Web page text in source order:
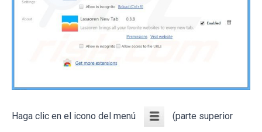
Haga clic en el icono del menú (parte superior